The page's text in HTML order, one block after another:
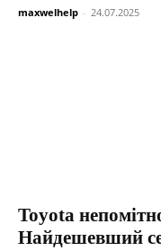
maxwelhelp - 24.07.2025
Toyota
Найдешевший